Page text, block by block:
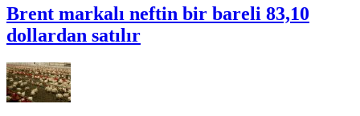
Brent markalı neftin bir bareli 83,10
dollardan satılır